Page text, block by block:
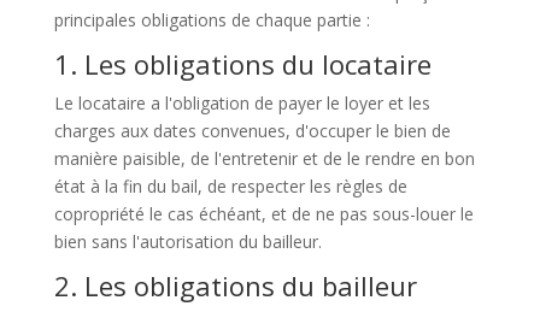
principales obligations de chaque partie :
1. Les obligations du locataire
Le locataire a l'obligation de payer le loyer et les
charges aux dates convenues, d'occuper le bien de
manière paisible, de l'entretenir et de le rendre en bon
état à la fin du bail, de respecter les règles de
copropriété le cas échéant, et de ne pas sous-louer le
bien sans l'autorisation du bailleur.
2. Les obligations du bailleur